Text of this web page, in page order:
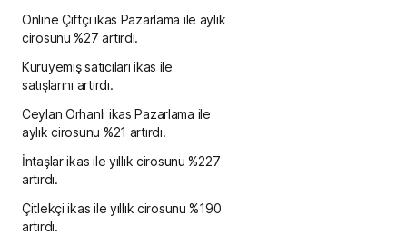
Online Çiftçi ikas Pazarlama ile aylık
cirosunu %27 artırdı.
Kuruyemiş satıcıları ikas ile
satışlarını artırdı.
Ceylan Orhanlı ikas Pazarlama ile
aylık cirosunu %21 artırdı.
İntaşlar ikas ile yıllık cirosunu %227
artırdı.
Çitlekçi ikas ile yıllık cirosunu %190
artırdı.